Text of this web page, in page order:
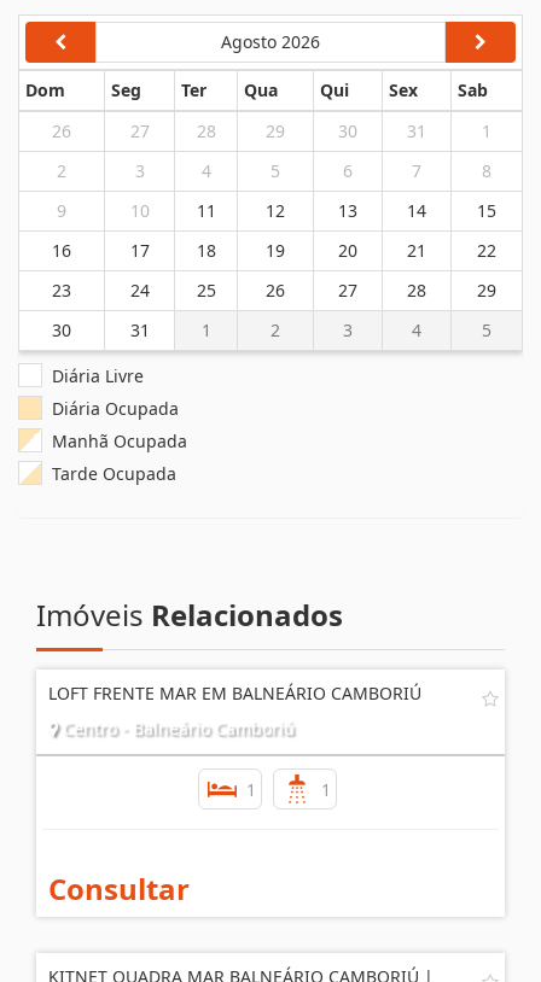
Enviar Solicitação
Agosto 2026
Dom Seg Qua Qui Sex
Sab
26
27 28 29 30 31
1
2
3 4 5 6 7
8
9
10 11 12 13 14
15
16
17 18 19 20 21
22
23
24
30
31
Diária Livre
ImóveisRelacionados
LOFT FRENTE MAR EM BALNEÁRIO CAMBORIÚ